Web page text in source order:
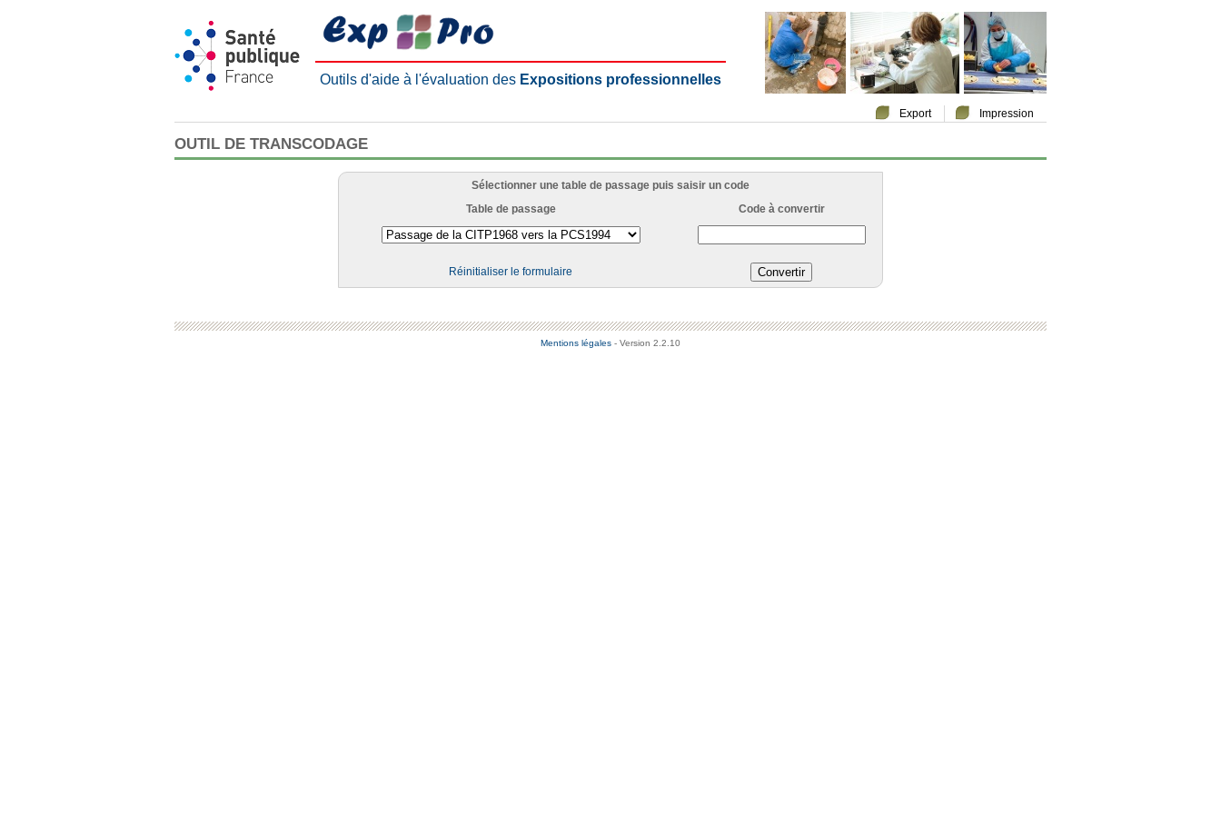
Outils d'aide à l'évaluation des Expositions professionnelles
Export Impression
OUTIL DE TRANSCODAGE
Sélectionner une table de passage puis saisir un code
Table de passage
Code à convertir
Réinitialiser le formulaire
Mentions légales - Version 2.2.10